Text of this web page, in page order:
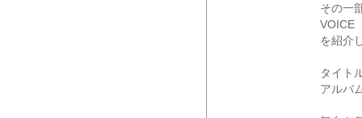
その一
VOICE
を紹介
タイト
アルバ